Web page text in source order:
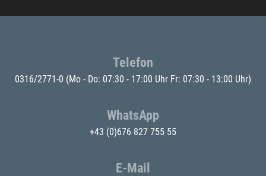
Telefon
0316/2771-0 (Mo - Do: 07:30 - 17:00 Uhr Fr: 07:30 - 13:00 Uhr)
WhatsApp
+43 (0)676 827 755 55
E-Mail